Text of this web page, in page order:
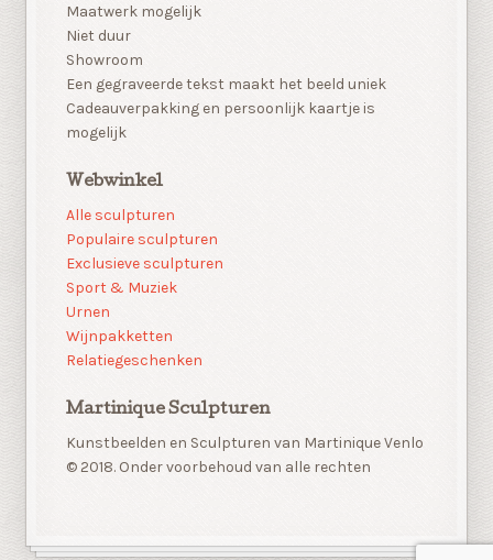
Maatwerk mogelijk
Niet duur
Showroom
Een gegraveerde tekst maakt het beeld uniek
Cadeauverpakking en persoonlijk kaartje is
mogelijk
Webwinkel
Alle sculpturen
Populaire sculpturen
Exclusieve sculpturen
Sport & Muziek
Urnen
Wijnpakketten
Relatiegeschenken
Martinique Sculpturen
Kunstbeelden en Sculpturen van Martinique Venlo
© 2018. Onder voorbehoud van alle rechten